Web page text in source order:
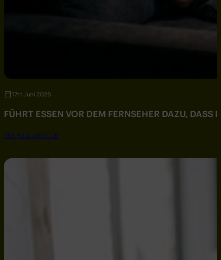
17th Juni 2026
FÜHRT ESSEN VOR DEM FERNSEHER DAZU, DASS
SEE FULL ARTICLE